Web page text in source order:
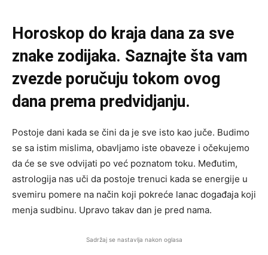
Horoskop do kraja dana za sve
znake zodijaka. Saznajte šta vam
zvezde poručuju tokom ovog
dana prema predvidjanju.
Postoje dani kada se čini da je sve isto kao juče. Budimo
se sa istim mislima, obavljamo iste obaveze i očekujemo
da će se sve odvijati po već poznatom toku. Međutim,
astrologija nas uči da postoje trenuci kada se energije u
svemiru pomere na način koji pokreće lanac događaja koji
menja sudbinu. Upravo takav dan je pred nama.
Sadržaj se nastavlja nakon oglasa